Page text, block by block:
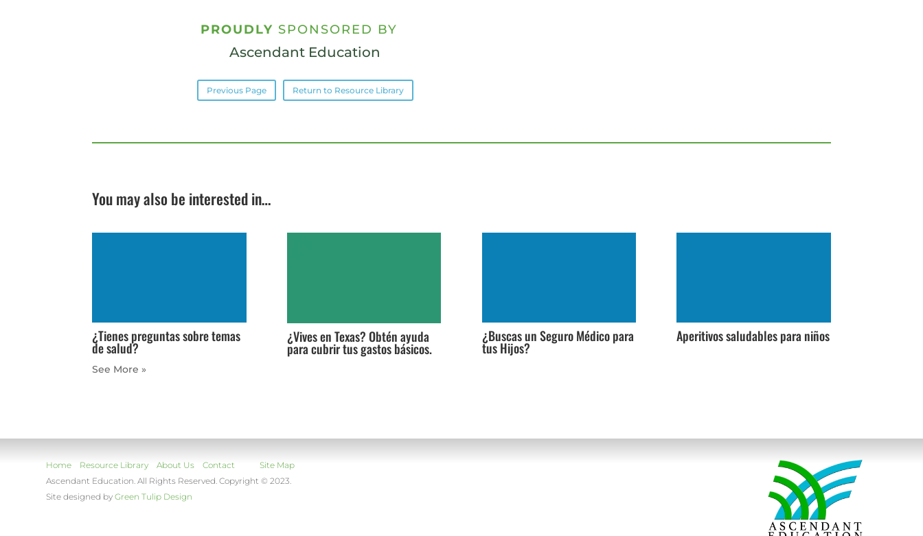
PROUDLY SPONSORED BY
Ascendant Education
Previous Page Return to Resource Library
You may also be interested in…
¿Tienes preguntas sobre temas
de salud?
¿Vives en Texas? Obtén ayuda
para cubrir tus gastos básicos.
¿Buscas un Seguro Médico para
tus Hijos?
Aperitivos saludables para niños
« Older Entries
Home Resource Library About Us Contact
Site Map
Ascendant Education. All Rights Reserved. Copyright © 2023.
Site designed byGreen Tulip Design